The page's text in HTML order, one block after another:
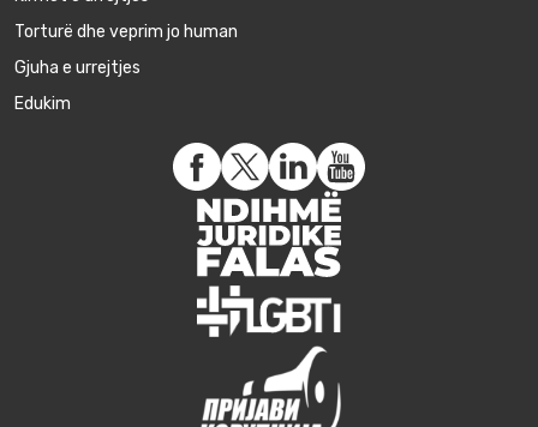
Torturë dhe veprim jo human
Gjuha e urrejtjes
Edukim